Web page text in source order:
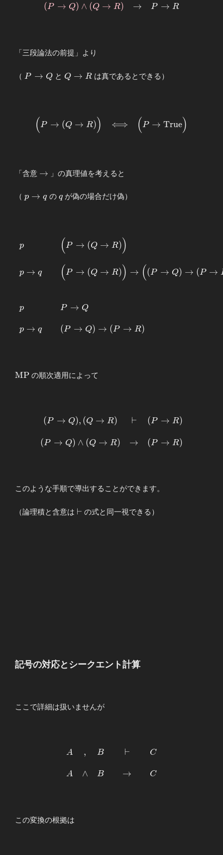
\begin{array}
Q)∧(Q\to R)}
&\to& P\to R
(P → Q) ∧ (Q → R) → P → R
「三段論法の前提」より
（ P\to
P → Qと Q\to
Q → Rは真であるとできる）
\begin{array}{ccc}
\Bigl( P\to (Q\to R)
\mathrm{True} \Bigr)
(P → (Q → R)) ⟺ (P → True)
「含意 →
→ 」の真理値を考えると
（ p\to
p → qの q
qが偽の場合だけ偽）
\begin{array}
{lcl} p &&
\Bigl( P\to
(Q\to R)
\Bigr) \\ \\
\Bigl( P\to
\Bigr) \to
\Bigl( (P\to
P\to Q \\ \\
\end{array}
p
p → q
p
p → q
(P → (Q → R))
(P → (Q → R)) → ((P → Q) → (P →
P → Q
(P → Q) → (P → R)
\mathrm{MP}
MP の順次適用によって
\begin{array}
Q),(Q\to R)
Q)∧(Q\to R)
&\to& (P\to
\end{array}
(P → Q), (Q → R)
(P → Q) ∧ (Q → R)
⊢
→
(P → R)
(P → R)
このような手順で導出することができます。
（論理積と含意は \vdash
⊢ の式と同一視できる）
記号の対応とシークエント計算
ここで詳細は扱いませんが
\begin{array}
&&\vdash&&
\end{array}
A
A
,
∧
B
B
⊢
→
C
C
この変換の根拠は